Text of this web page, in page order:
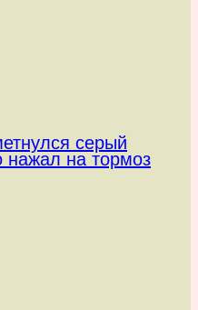
серый
на тормоз